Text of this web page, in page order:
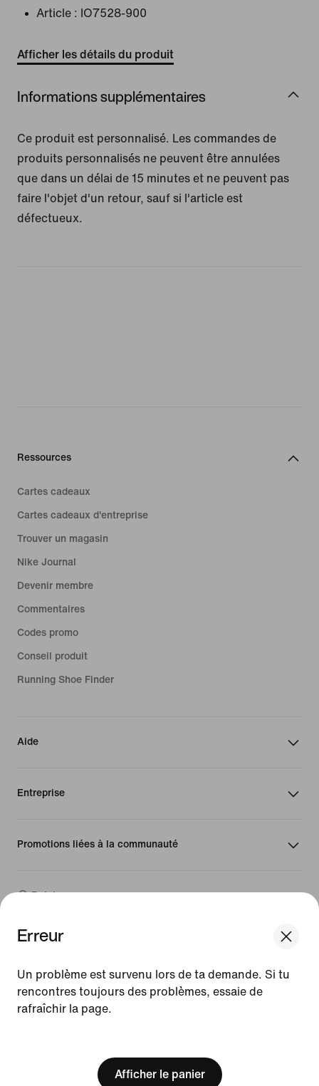
Update your location?
Belgique
Erreur
Un problème est survenu lors de ta demande. Si tu
rencontres toujours des problèmes, essaie de
rafraîchir la page.
Afficher le panier
Article :
IO7528-900
Afficher les détails du produit
Informations supplémentaires
Ce produit est personnalisé. Les commandes de
produits personnalisés ne peuvent être annulées
que dans un délai de 15 minutes et ne peuvent pas
faire l'objet d'un retour, sauf si l'article est
défectueux.
Ressources
Cartes cadeaux
Cartes cadeaux d'entreprise
Trouver un magasin
Nike Journal
Devenir membre
Commentaires
Codes promo
Conseil produit
Running Shoe Finder
Aide
Entreprise
Promotions liées à la communauté
Belgique
Conditions d'utilisation
Conditions générales de vente
Mentions légales